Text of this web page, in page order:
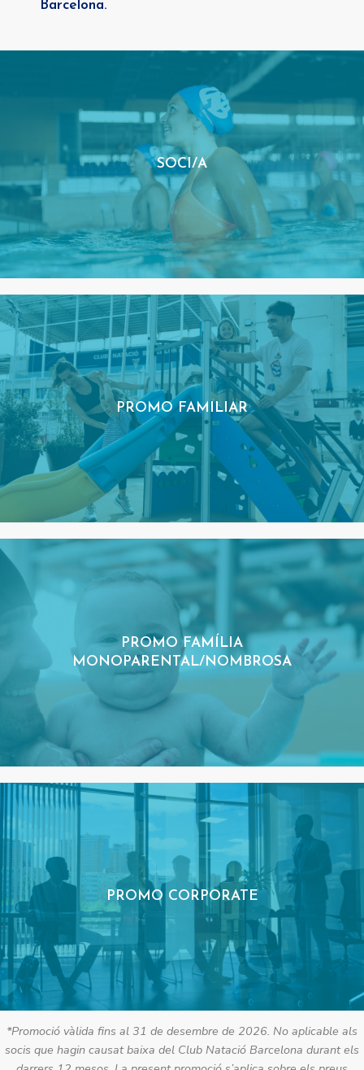
Barcelona.
SOCI/A
PROMO FAMILIAR
PROMO FAMÍLIA
MONOPARENTAL/NOMBROSA
PROMO CORPORATE
*Promoció vàlida fins al 31 de desembre de 2026. No aplicable als
socis que hagin causat baixa del Club Natació Barcelona durant els